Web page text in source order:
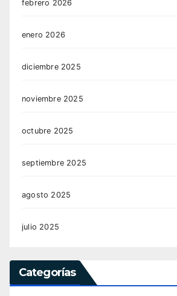
febrero 2026
enero 2026
diciembre 2025
noviembre 2025
octubre 2025
septiembre 2025
agosto 2025
julio 2025
Categorías